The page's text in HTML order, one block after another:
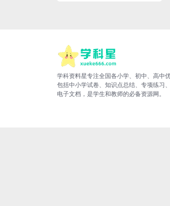
学科资料星专注全国各小学、初中、高中
包括中小学试卷、知识点总结、专项练习
电子文档，是学生和教师的必备资源网。